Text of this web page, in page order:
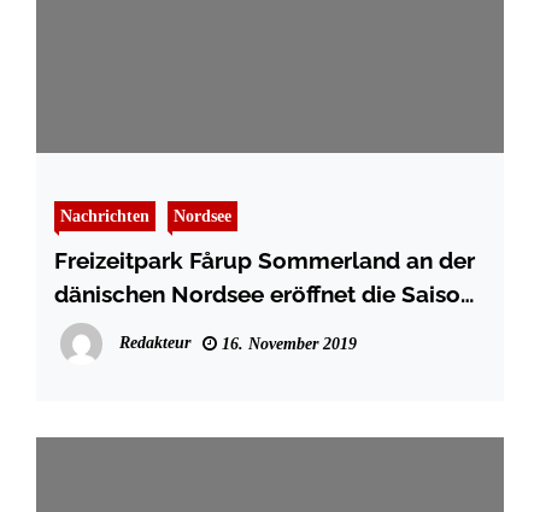
Nachrichten Nordsee
Freizeitpark Fårup Sommerland an der
dänischen Nordsee eröffnet die Saison
mit neuem Hotel
Redakteur 16. November 2019